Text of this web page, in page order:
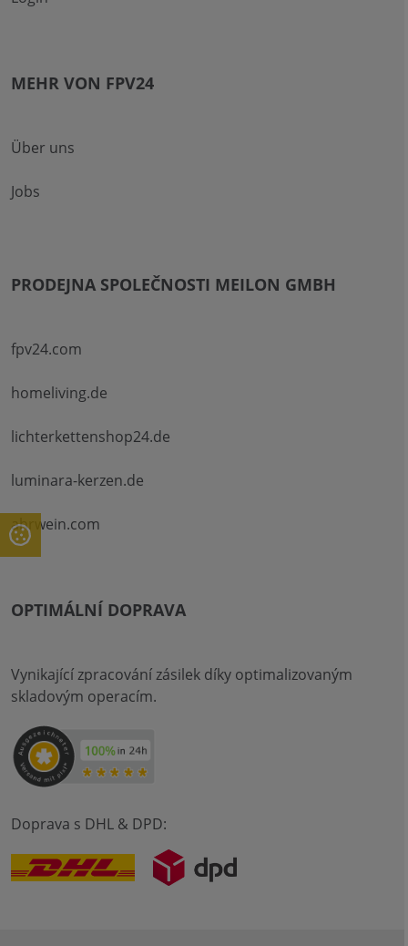
MEHR VON FPV24
Über uns
Jobs
PRODEJNA SPOLEČNOSTI MEILON GMBH
fpv24.com
homeliving.de
lichterkettenshop24.de
luminara-kerzen.de
ahrwein.com
OPTIMÁLNÍ DOPRAVA
Vynikající zpracování zásilek díky optimalizovaným
skladovým operacím.
Doprava s DHL & DPD: